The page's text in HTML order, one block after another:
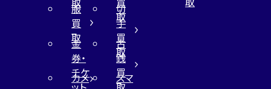
取
服
買
取
切
手
買
取
金
券・
チケ
古
銭
買
カメ
スマ